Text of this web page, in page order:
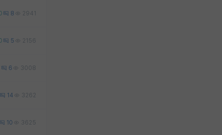
8 2941
5 2156
6 3008
14 3262
10 3625